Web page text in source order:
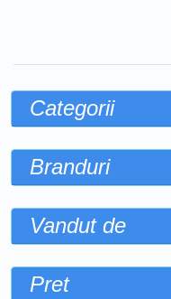
Categorii
Branduri
Vandut de
Pret